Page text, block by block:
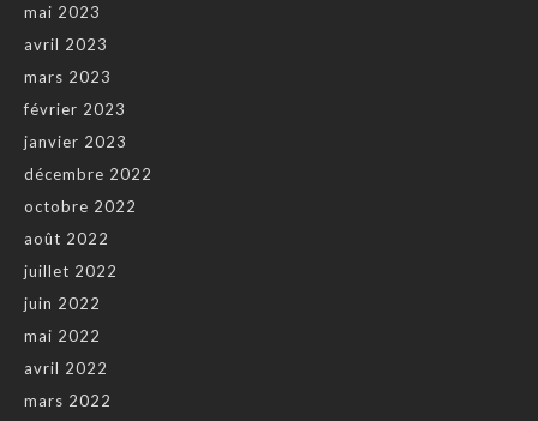
mai 2023
avril 2023
mars 2023
février 2023
janvier 2023
décembre 2022
octobre 2022
août 2022
juillet 2022
juin 2022
mai 2022
avril 2022
mars 2022